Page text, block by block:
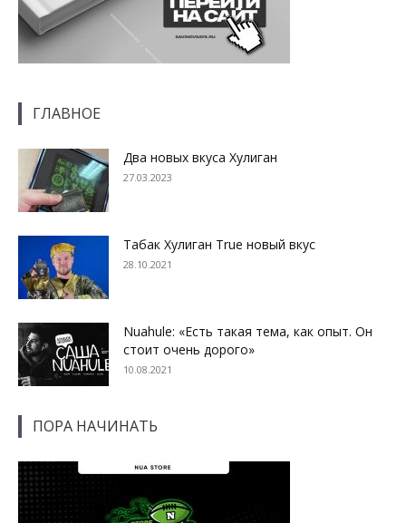
ГЛАВНОЕ
Два новых вкуса Хулиган
27.03.2023
Табак Хулиган True новый вкус
28.10.2021
Nuahule: «Есть такая тема, как опыт. Он
стоит очень дорого»
10.08.2021
ПОРА НАЧИНАТЬ